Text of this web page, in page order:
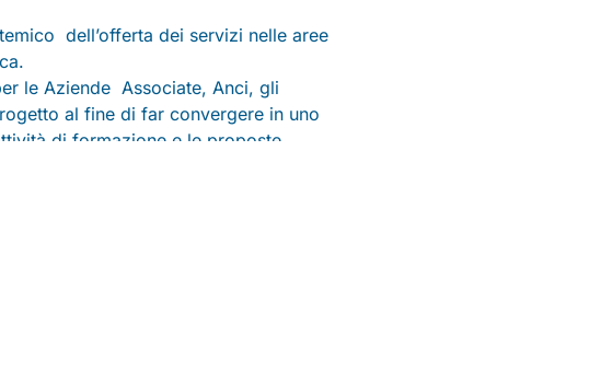
dell’offerta dei servizi nelle aree
le Aziende Associate, Anci, gli
al fine di far convergere in uno
di formazione e le proposte